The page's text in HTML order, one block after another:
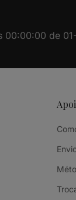
00:00:00 de